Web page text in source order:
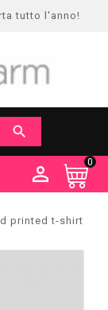
tutto l'anno!
0
printed t-shirt